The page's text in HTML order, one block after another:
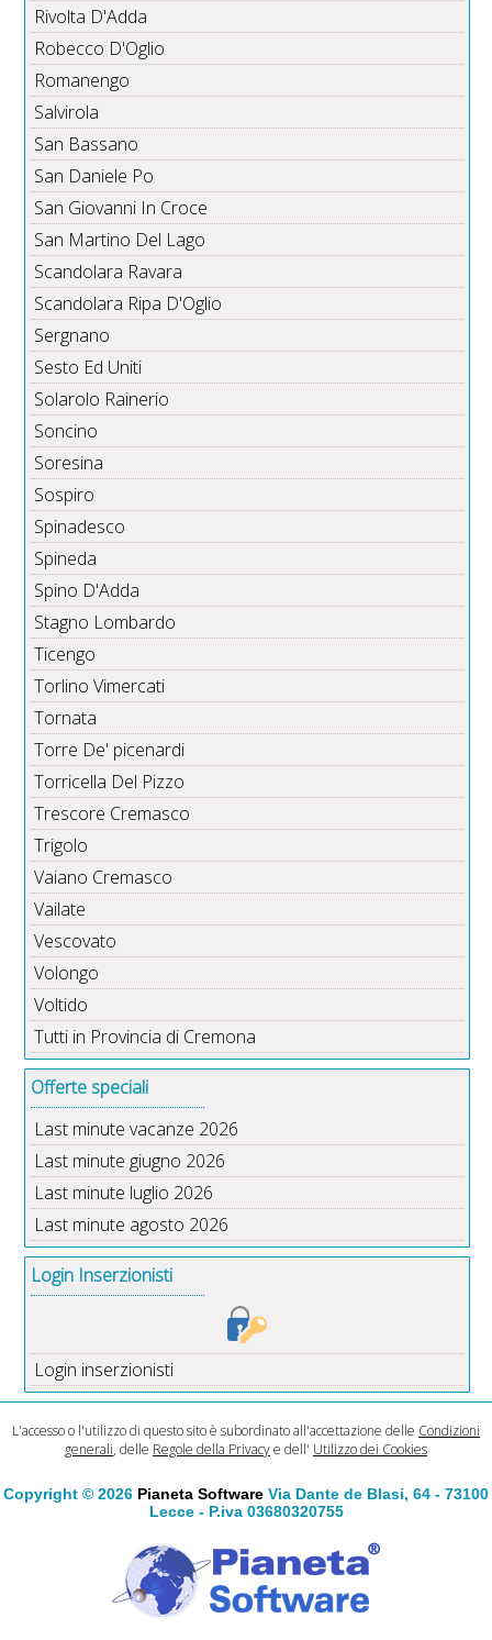
Rivolta D'Adda
Robecco D'Oglio
Romanengo
Salvirola
San Bassano
San Daniele Po
San Giovanni In Croce
San Martino Del Lago
Scandolara Ravara
Scandolara Ripa D'Oglio
Sergnano
Sesto Ed Uniti
Solarolo Rainerio
Soncino
Soresina
Sospiro
Spinadesco
Spineda
Spino D'Adda
Stagno Lombardo
Ticengo
Torlino Vimercati
Tornata
Torre De' picenardi
Torricella Del Pizzo
Trescore Cremasco
Trigolo
Vaiano Cremasco
Vailate
Vescovato
Volongo
Voltido
Tutti in Provincia di Cremona
Offerte speciali
Last minute vacanze 2026
Last minute giugno 2026
Last minute luglio 2026
Last minute agosto 2026
Login Inserzionisti
Login inserzionisti
L'accesso o l'utilizzo di questo sito è subordinato all'accettazione delle Condizioni
generali, delle Regole della Privacye dell' Utilizzo dei Cookies
Copyright © 2026 Pianeta Software Via Dante de Blasi, 64 - 73100
Lecce - P.iva 03680320755